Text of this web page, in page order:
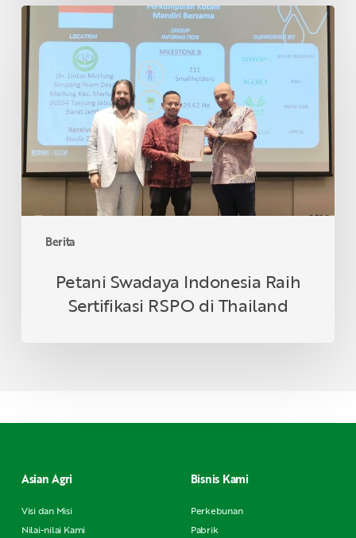
Berita
Petani
Swadaya
Indonesia
Raih
Sertifikasi
RSPO
di
Thailand
Petani Swadaya Indonesia Raih
Sertifikasi RSPO di Thailand
Asian Agri
Visi dan Misi
Nilai-nilai Kami
Bisnis Kami
Perkebunan
Pabrik